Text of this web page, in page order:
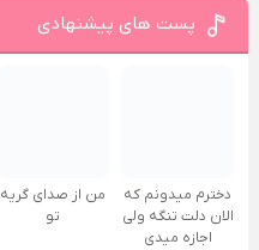
پست های پیشنهادی
دخترم میدونم که
الان دلت تنگه ولی
اجازه میدی
من از صدای گريه
تو